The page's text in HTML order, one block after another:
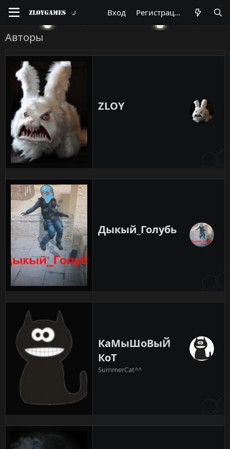
Вход Регистрация
Авторы
ZLOY
Дыкый_Голубь
КаМыШоВыЙ
КоТ
SummerCat^^